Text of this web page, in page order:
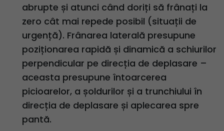
abrupte și atunci când doriți să frânați la
zero cât mai repede posibil (situații de
urgență). Frânarea laterală presupune
poziționarea rapidă și dinamică a schiurilor
perpendicular pe direcția de deplasare –
aceasta presupune întoarcerea
picioarelor, a șoldurilor și a trunchiului în
direcția de deplasare și aplecarea spre
pantă.